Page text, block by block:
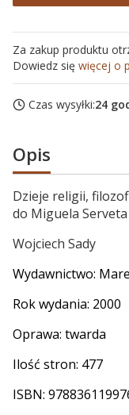
Za zakup produktu
Dowiedz się więcej o
Czas wysyłki:24
Opis
Dzieje religii,
do Miguela Serveta
Wojciech Sady
Wydawnictwo:
Rok wydania: 2000
Oprawa: twarda
Ilość stron: 477
ISBN: